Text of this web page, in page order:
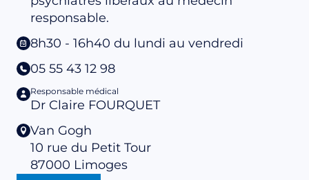
responsable.
8h30 - 16h40 du lundi au vendredi
05 55 43 12 98
Responsable médical
Dr Claire FOURQUET
Van Gogh
10 rue du Petit Tour
87000 Limoges